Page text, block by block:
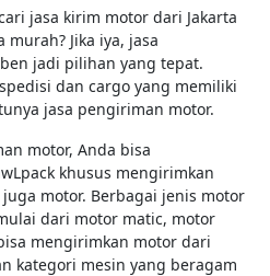
jasa kirim motor dari Jakarta
Jika iya, jasa
jadi pilihan yang tepat.
dan cargo yang memiliki
jasa pengiriman motor.
motor, Anda bisa
khusus mengirimkan
motor. Berbagai jenis motor
dari motor matic, motor
mengirimkan motor dari
kategori mesin yang beragam